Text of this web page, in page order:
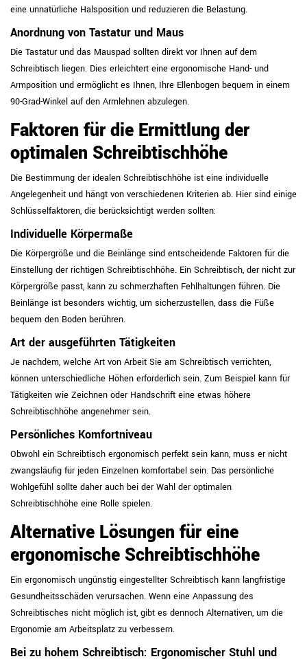
eine unnatürliche Halsposition und reduzieren die Belastung.
Anordnung von Tastatur und Maus
Die Tastatur und das Mauspad sollten direkt vor Ihnen auf dem
Schreibtisch liegen. Dies erleichtert eine ergonomische Hand- und
Armposition und ermöglicht es Ihnen, Ihre Ellenbogen bequem in einem
90-Grad-Winkel auf den Armlehnen abzulegen.
Faktoren für die Ermittlung der
optimalen Schreibtischhöhe
Die Bestimmung der idealen Schreibtischhöhe ist eine individuelle
Angelegenheit und hängt von verschiedenen Kriterien ab. Hier sind einige
Schlüsselfaktoren, die berücksichtigt werden sollten:
Individuelle Körpermaße
Die Körpergröße und die Beinlänge sind entscheidende Faktoren für die
Einstellung der richtigen Schreibtischhöhe. Ein Schreibtisch, der nicht zur
Körpergröße passt, kann zu schmerzhaften Fehlhaltungen führen. Die
Beinlänge ist besonders wichtig, um sicherzustellen, dass die Füße
bequem den Boden berühren.
Art der ausgeführten Tätigkeiten
Je nachdem, welche Art von Arbeit Sie am Schreibtisch verrichten,
können unterschiedliche Höhen erforderlich sein. Zum Beispiel kann für
Tätigkeiten wie Zeichnen oder Handschrift eine etwas höhere
Schreibtischhöhe angenehmer sein.
Persönliches Komfortniveau
Obwohl ein Schreibtisch ergonomisch perfekt sein kann, muss er nicht
zwangsläufig für jeden Einzelnen komfortabel sein. Das persönliche
Wohlgefühl sollte daher auch bei der Wahl der optimalen
Schreibtischhöhe eine Rolle spielen.
Alternative Lösungen für eine
ergonomische Schreibtischhöhe
Ein ergonomisch ungünstig eingestellter Schreibtisch kann langfristige
Gesundheitsschäden verursachen. Wenn eine Anpassung des
Schreibtisches nicht möglich ist, gibt es dennoch Alternativen, um die
Ergonomie am Arbeitsplatz zu verbessern.
Bei zu hohem Schreibtisch: Ergonomischer Stuhl und